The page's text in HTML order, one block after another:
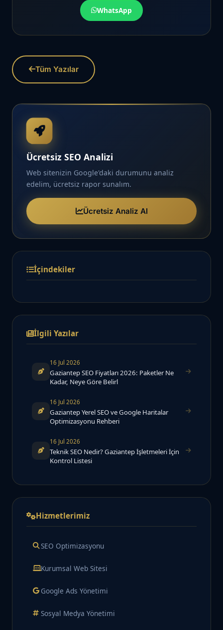
WhatsApp
Tüm Yazılar
Ücretsiz SEO Analizi
Web sitenizin Google'daki durumunu analiz
edelim, ücretsiz rapor sunalım.
Ücretsiz Analiz Al
İçindekiler
İlgili Yazılar
16 Jul 2026
Gaziantep SEO Fiyatları 2026: Paketler Ne
Kadar, Neye Göre Belirl
16 Jul 2026
Gaziantep Yerel SEO ve Google Haritalar
Optimizasyonu Rehberi
16 Jul 2026
Teknik SEO Nedir? Gaziantep İşletmeleri İçin
Kontrol Listesi
Hizmetlerimiz
SEO Optimizasyonu
Kurumsal Web Sitesi
Google Ads Yönetimi
Sosyal Medya Yönetimi